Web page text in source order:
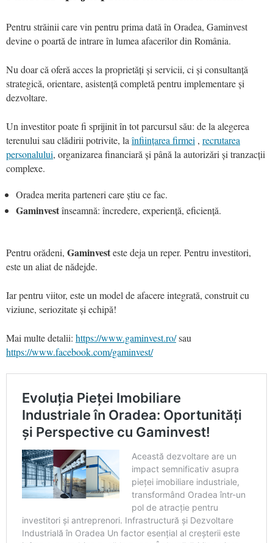
Pentru străinii care vin pentru prima dată în Oradea, Gaminvest
devine o poartă de intrare în lumea afacerilor din România.
Nu doar că oferă acces la proprietăți și servicii, ci și consultanță
strategică, orientare, asistență completă pentru implementare și
dezvoltare.
Un investitor poate fi sprijinit în tot parcursul său: de la alegerea
terenului sau clădirii potrivite, la înființarea firmei , recrutarea
personalului, organizarea financiară și până la autorizări și tranzacții
complexe.
Oradea merita parteneri care știu ce fac.
Gaminvestînseamnă: încredere, experiență, eficiență.
Pentru orădeni, Gaminvesteste deja un reper. Pentru investitori,
este un aliat de nădejde.
Iar pentru viitor, este un model de afacere integrată, construit cu
viziune, seriozitate și echipă!
Mai multe detalii: https://www.gaminvest.ro/sau
https://www.facebook.com/gaminvest/